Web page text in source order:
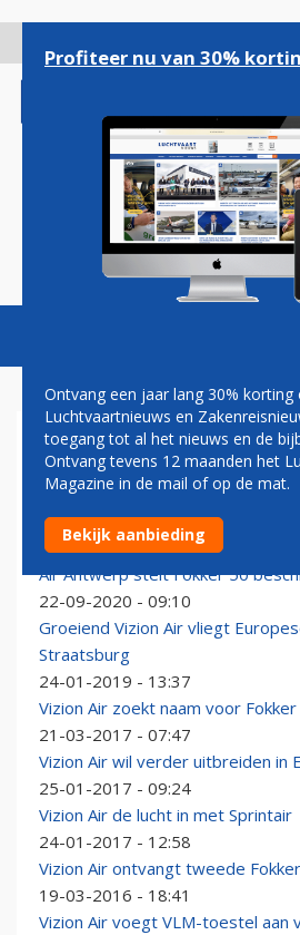
gaan
Magazine Podcasts
VIZION AIR
Vizion Air breidt vloot uit met
21-10-2020 - 17:13
Air Antwerp stelt Fokker 50
22-09-2020 - 09:10
Groeiend Vizion Air vliegt
Straatsburg
24-01-2019 - 13:37
Vizion Air zoekt naam voor
21-03-2017 - 07:47
Vizion Air wil verder uitbreiden in
25-01-2017 - 09:24
Vizion Air de lucht in met Sprintair
24-01-2017 - 12:58
Vizion Air ontvangt tweede
19-03-2016 - 18:41
Vizion Air voegt VLM-toestel aan
Profiteer nu van 30%
Ontvang een jaar lang 30% korting
Luchtvaartnieuws en
toegang tot al het nieuws en de
Ontvang tevens 12 maanden het
Magazine in de mail of op de mat.
Bekijk aanbieding